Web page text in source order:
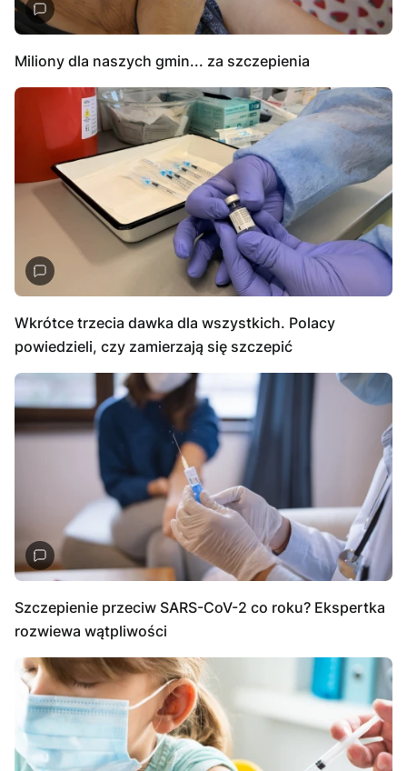
Miliony dla naszych gmin... za szczepienia
Wkrótce trzecia dawka dla wszystkich. Polacy
powiedzieli, czy zamierzają się szczepić
Szczepienie przeciw SARS-CoV-2 co roku? Ekspertka
rozwiewa wątpliwości